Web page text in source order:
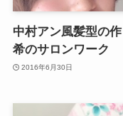
中村アン風髪型の
希のサロンワーク
2016年6月30日